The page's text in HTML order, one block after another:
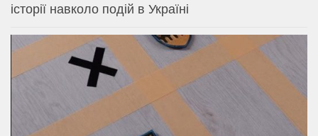
історії навколо подій в Україні